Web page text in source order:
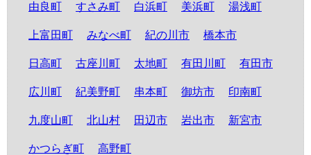
由良町 すさみ町 白浜町 美浜町 湯浅町
上富田町 みなべ町 紀の川市 橋本市
日高町 古座川町 太地町 有田川町 有田市
広川町 紀美野町 串本町 御坊市 印南町
九度山町 北山村 田辺市 岩出市 新宮市
かつらぎ町 高野町